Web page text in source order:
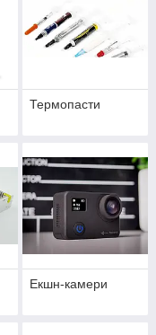
Термопасти
Екшн-камери